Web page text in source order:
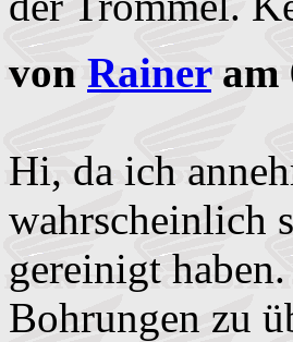
von Raineram
Hi, da ich
wahrscheinlich
gereinigt
Bohrungen zu